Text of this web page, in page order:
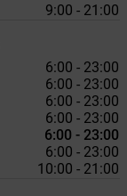
9:00 - 21:00
6:00 - 23:00
6:00 - 23:00
6:00 - 23:00
6:00 - 23:00
6:00 - 23:00
6:00 - 23:00
10:00 - 21:00